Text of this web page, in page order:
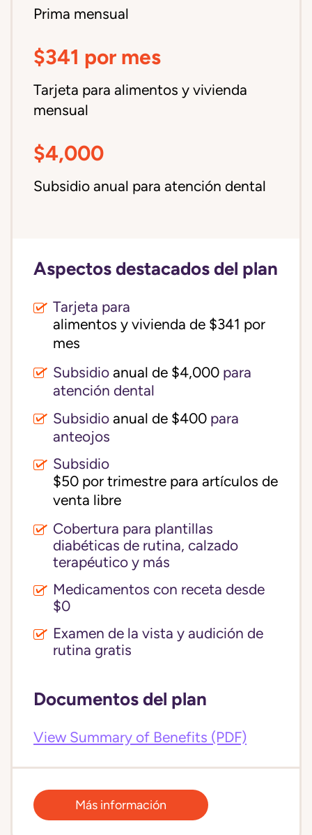
Prima mensual
$341 por mes
Tarjeta para alimentos y vivienda
mensual
$4,000
Subsidio anual para atención dental
Aspectos destacados del plan
Tarjeta para
alimentos y vivienda de $341 por
mes
Subsidio anual de $4,000 para
atención dental
Subsidio anual de $400 para
anteojos
Subsidio
$50 por trimestre para artículos de
venta libre
Cobertura para plantillas
diabéticas de rutina, calzado
terapéutico y más
Medicamentos con receta desde
$0
Examen de la vista y audición de
rutina gratis
Documentos del plan
View Summary of Benefits (PDF)
Más información